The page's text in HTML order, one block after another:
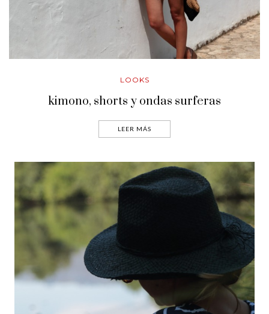
LOOKS
kimono, shorts y ondas surferas
LEER MÁS